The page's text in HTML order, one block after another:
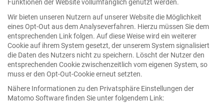
Funktionen der Website vollumfänglich genutzt werden.
Wir bieten unseren Nutzern auf unserer Website die Möglichkeit
eines Opt-Out aus dem Analyseverfahren. Hierzu müssen Sie dem
entsprechenden Link folgen. Auf diese Weise wird ein weiterer
Cookie auf ihrem System gesetzt, der unserem System signalisiert
die Daten des Nutzers nicht zu speichern. Löscht der Nutzer den
entsprechenden Cookie zwischenzeitlich vom eigenen System, so
muss er den Opt-Out-Cookie erneut setzten.
Nähere Informationen zu den Privatsphäre Einstellungen der
Matomo Software finden Sie unter folgendem Link: